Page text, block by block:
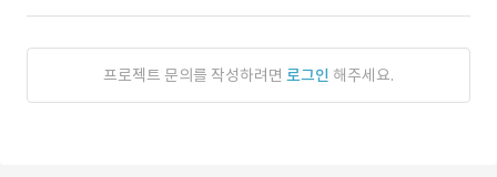
프로젝트 문의를 작성하려면 로그인 해주세요.